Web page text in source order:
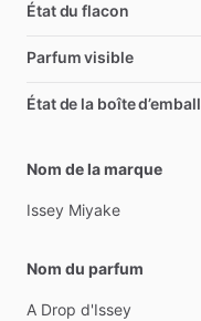
État du flacon
Parfum visible
État de la boîte
Nom de la marque
Issey Miyake
Nom du parfum
A Drop d'Issey